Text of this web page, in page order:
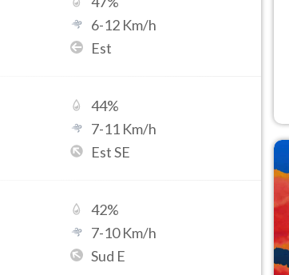
6-12 Km/h
Est
44%
7-11 Km/h
Est SE
42%
7-10Km/h
Sud E